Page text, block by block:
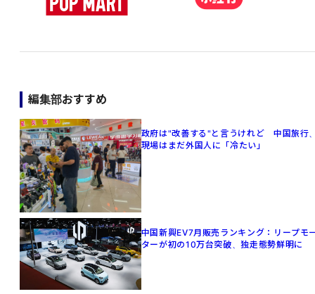
編集部おすすめ
政府は"改善する"と言うけれど 中国旅行
現場はまだ外国人に「冷たい」
中国新興EV7月販売ランキング：リープモ
ターが初の10万台突破、独走態勢鮮明に